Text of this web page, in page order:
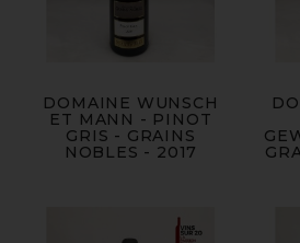
DOMAINE WUNSCH
ET MANN - PINOT
GRIS - GRAINS
NOBLES - 2017